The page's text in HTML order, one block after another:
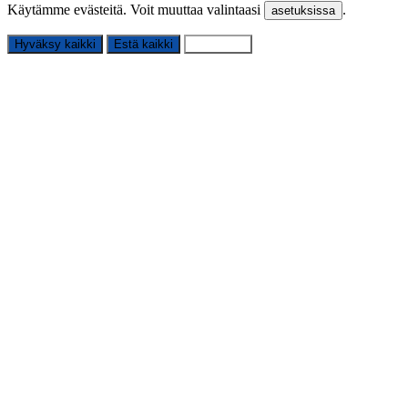
Käytämme evästeitä. Voit muuttaa valintaasi asetuksissa .
Hyväksy kaikki Estä kaikki